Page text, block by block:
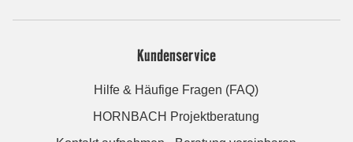
Kundenservice
Hilfe & Häufige Fragen (FAQ)
HORNBACH Projektberatung